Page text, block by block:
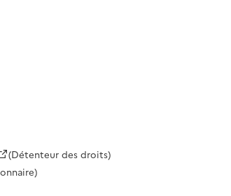
(Détenteur des droits)